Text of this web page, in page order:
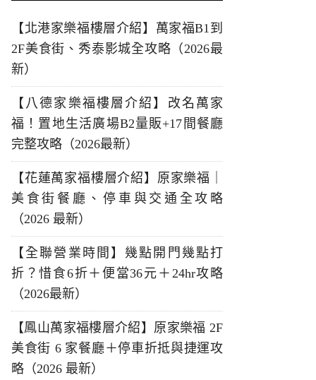
【北港家樂福樓層介紹】萬家福B1到
2F美食街、秀泰影城全攻略（2026最
新）
【八德家樂福樓層介紹】改名萬家
福！置地生活廣場B2量販+17間餐廳
完整攻略（2026最新）
【花蓮萬家福樓層介紹】原家樂福｜
美食街餐廳、停車與交通全攻略
（2026 最新）
【全聯營業時間】幾點開門幾點打
折？惜食6折＋便當36元＋24hr攻略
（2026最新）
【鳳山萬家福樓層介紹】原家樂福 2F
美食街 6 家餐廳＋停車折抵與捷運攻
略（2026 最新）